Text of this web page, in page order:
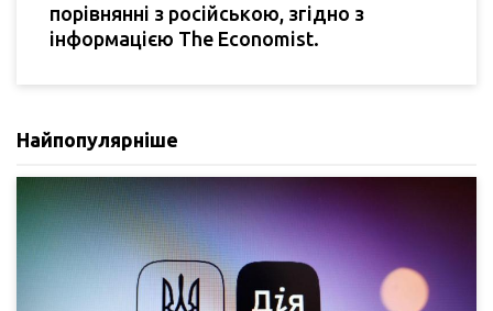
порівнянні з російською, згідно з
інформацією The Economist.
Найпопулярніше